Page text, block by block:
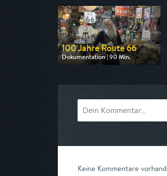
100 Jahre Route 66
Dokumentation | 90 Min.
Ausgestrahlt von arte
Keine Kommentare